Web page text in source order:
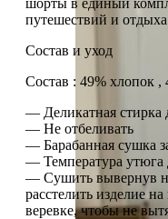
шорты в единый
путешествий и
Состав и уход
Состав : 49% хлопок ,
— Деликатная стирка
— Не отбеливать
— Барабанная сушка
— Температура утюга
— Сушить вывернув
расстелить изделие
веревке, чтобы не